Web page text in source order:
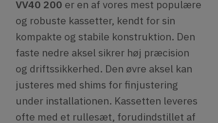
VV40 200 er en af vores mest populære
og robuste kassetter, kendt for sin
kompakte og stabile konstruktion. Den
faste nedre aksel sikrer høj præcision
og driftssikkerhed. Den øvre aksel kan
justeres med shims for finjustering
under installationen. Kassetten leveres
ofte med et rullesæt, forudindstillet af